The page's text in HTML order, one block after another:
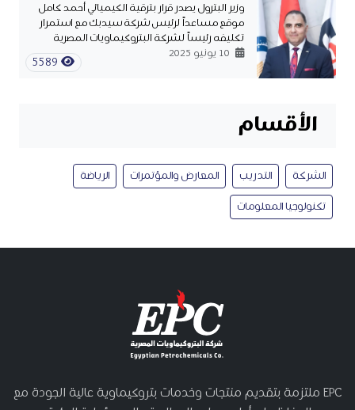
5589
وزير البترول يصدر قرار بترقية الكيميائي أحمد كامل
موقع مساعداً لرئيس شركة سيدبك مع استمرار
تكليفه رئيساً لشركة البتروكيماويات المصرية
الأقسام
الشركة التدريب المعارض والمؤتمرات الرياضة
تكنولوجيا المعلومات
EPC ملتزمة بتقديم منتجات وخدمات بتروكيماوية عالية الجودة مع